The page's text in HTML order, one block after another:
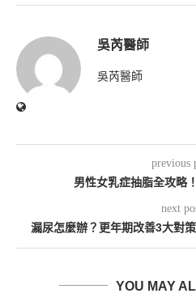
吳芮醫師
吳芮醫師
previous
男性女乳症抽脂全攻略
next
漏尿怎麼辦？更年期改善3大對
YOU MAY